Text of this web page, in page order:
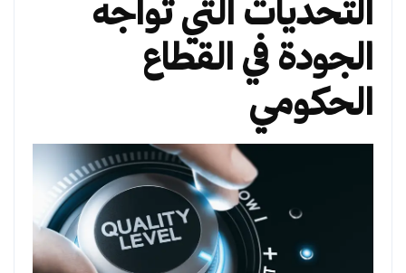
التحديات التي تواجه
الجودة في القطاع
الحكومي